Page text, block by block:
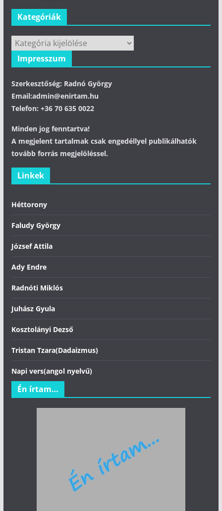
Kategóriák
Kategóriák
Impresszum
Szerkesztőség: Radnó György
Email:admin@enirtam.hu
Telefon: +36 70 635 0022
Minden jog fenntartva!
A megjelent tartalmak csak engedéllyel publikálhatók
tovább forrás megjelöléssel.
Linkek
Héttorony
Faludy György
József Attila
Ady Endre
Radnóti Miklós
Juhász Gyula
Kosztolányi Dezső
Tristan Tzara(Dadaizmus)
Napi vers(angol nyelvű)
Én írtam…